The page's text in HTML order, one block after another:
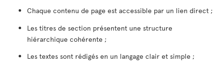
Chaque contenu de page est accessible par un lien direct ;
Les titres de section présentent une structure
hiérarchique cohérente ;
Les textes sont rédigés en un langage clair et simple ;